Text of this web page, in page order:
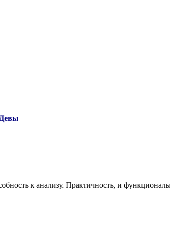
к анализу. Практичность, и